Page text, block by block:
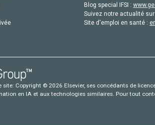
Blog special IFSI :
Suivez notre actualité
Site d'emploi en santé :
site: Copyright © 2026 Elsevier, ses concédants de
en IA et aux technologies similaires. Pour tout